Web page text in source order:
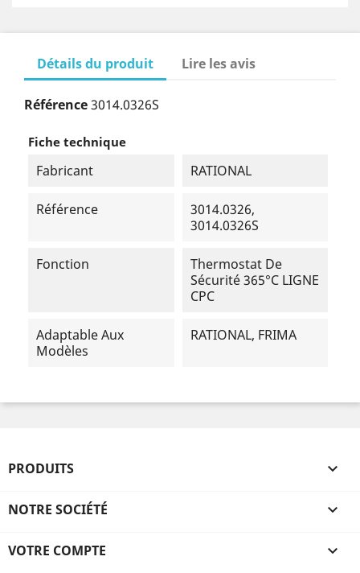
Détails du produit Lire les avis
Référence3014.0326S
Fiche technique
Fabricant RATIONAL
Référence
3014.0326,
3014.0326S
Fonction
Thermostat De
Sécurité 365°C LIGNE
CPC
Adaptable Aux
Modèles
RATIONAL, FRIMA
PRODUITS 
NOTRE SOCIÉTÉ 
VOTRE COMPTE 